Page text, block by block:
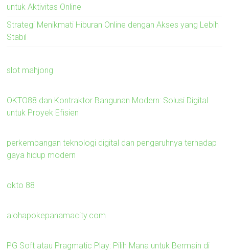
untuk Aktivitas Online
Strategi Menikmati Hiburan Online dengan Akses yang Lebih
Stabil
slot mahjong
OKTO88 dan Kontraktor Bangunan Modern: Solusi Digital
untuk Proyek Efisien
perkembangan teknologi digital dan pengaruhnya terhadap
gaya hidup modern
okto 88
alohapokepanamacity.com
PG Soft atau Pragmatic Play: Pilih Mana untuk Bermain di